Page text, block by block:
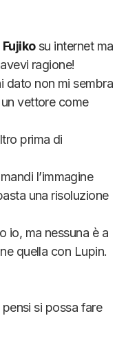
Fujikosu internet ma
ragione!
dato non mi sembra
vettore come
prima di
l’immagine
una risoluzione
io, ma nessuna è a
quella con Lupin.
si possa fare